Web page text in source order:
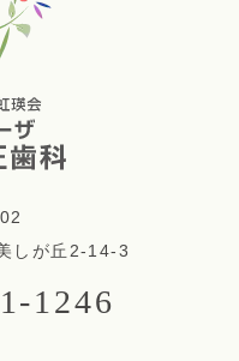
しが丘2-14-3
1246